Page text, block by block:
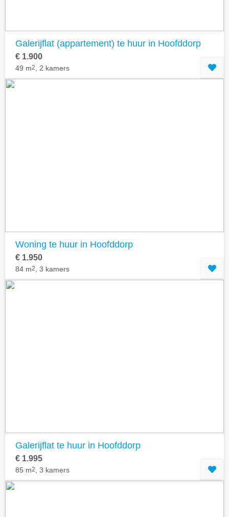
Galerijflat (appartement) te huur in Hoofddorp
€ 1.900
49 m2 , 2 kamers
Woning te huur in Hoofddorp
€ 1.950
84 m2 , 3 kamers
Galerijflat te huur in Hoofddorp
€ 1.995
85 m2 , 3 kamers